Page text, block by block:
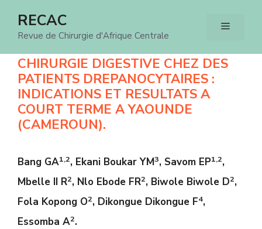
RECAC
Revue de Chirurgie d'Afrique Centrale
Menu
CHIRURGIE DIGESTIVE CHEZ DES
PATIENTS DREPANOCYTAIRES :
INDICATIONS ET RESULTATS A
COURT TERME A YAOUNDE
(CAMEROUN).
Bang GA1,2, Ekani Boukar YM3, Savom EP1,2,
Mbelle II R2, Nlo Ebode FR2, Biwole Biwole D2,
Fola Kopong O2, Dikongue Dikongue F4,
Essomba A2.